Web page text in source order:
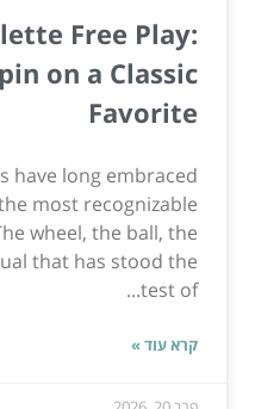
Free Play:
on a Classic
Favorite
have long embraced
most recognizable
wheel, the ball, the
that has stood the
test of...
קרא עוד »